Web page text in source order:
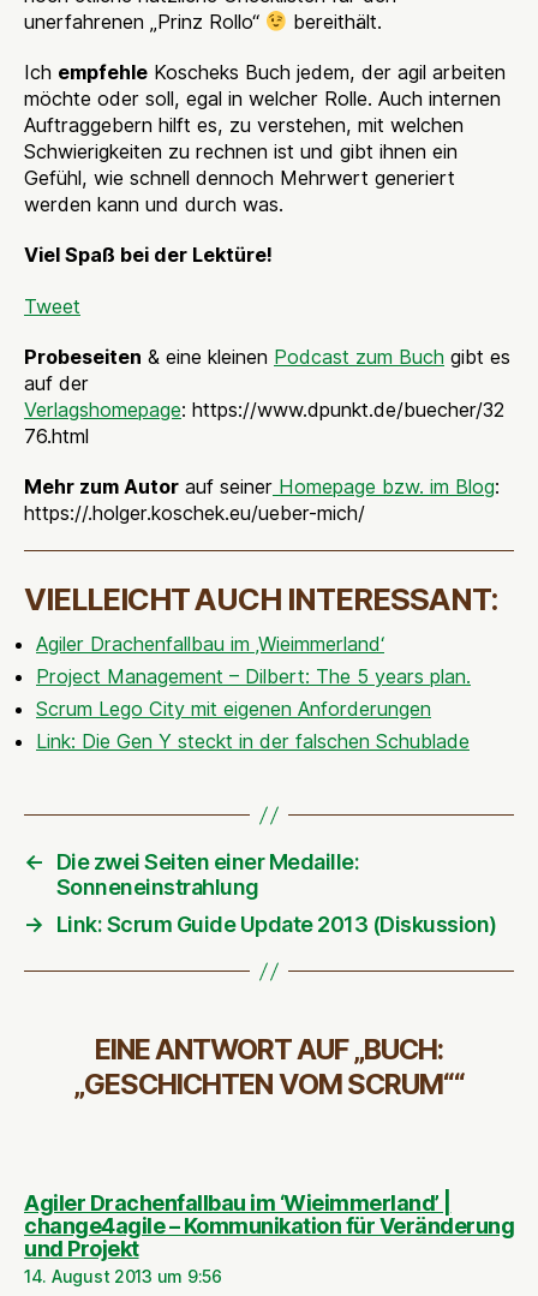
unerfahrenen „Prinz Rollo“
bereithält.
Ich empfehle Koscheks Buch jedem, der agil arbeiten
möchte oder soll, egal in welcher Rolle. Auch internen
Auftraggebern hilft es, zu verstehen, mit welchen
Schwierigkeiten zu rechnen ist und gibt ihnen ein
Gefühl, wie schnell dennoch Mehrwert generiert
werden kann und durch was.
Viel Spaß bei der Lektüre!
Tweet
Probeseiten & eine kleinen Podcast zum Buch gibt es
auf der
Verlagshomepage: https://www.dpunkt.de/buecher/32
76.html
Mehr zum Autor auf seiner Homepage bzw. im Blog:
https://.holger.koschek.eu/ueber-mich/
VIELLEICHT AUCH INTERESSANT:
Agiler Drachenfallbau im ‚Wieimmerland‘
Project Management – Dilbert: The 5 years plan.
Scrum Lego City mit eigenen Anforderungen
Link: Die Gen Y steckt in der falschen Schublade
←
Die zwei Seiten einer Medaille:
Sonneneinstrahlung
→
Link: Scrum Guide Update 2013 (Diskussion)
EINE ANTWORT AUF „BUCH:
„GESCHICHTEN VOM SCRUM““
Agiler Drachenfallbau im ‘Wieimmerland’ |
change4agile – Kommunikation für Veränderung
und Projektsagt:
14. August 2013 um 9:56